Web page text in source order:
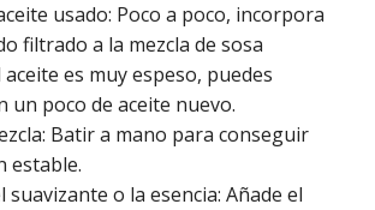
usado: Poco a poco, incorpora
filtrado a la mezcla de sosa
aceite es muy espeso, puedes
un poco de aceite nuevo.
Batir a mano para conseguir
estable.
suavizante o la esencia: Añade el